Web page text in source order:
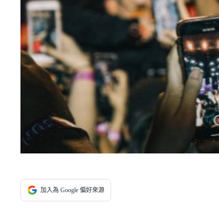
加入為 Google 偏好來源